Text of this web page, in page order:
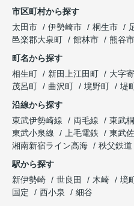
市区町村から探す
太田市
伊勢崎市 桐生市
邑楽郡大泉町
館林市 熊谷市
町名から探す
相生町
新田上江田町 大字
茂呂町
曲沢町 境野町 堤
沿線から探す
東武伊勢崎線
両毛線 東武
東武小泉線
上毛電鉄 東武
湘南新宿ライン高海
秩父鉄道
駅から探す
新伊勢崎
世良田 木崎 境
国定
西小泉 細谷